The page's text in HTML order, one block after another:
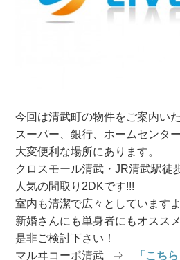
今回は清武町の物件をご案内いた
スーパー、銀行、ホームセンタ
大変便利な場所にあります。
クロスモール清武・JR清武駅徒
人気の間取り2DKです!!!
室内も清潔で広々としていますよ
新婚さんにも単身者にもオスス
是非ご検討下さい！
マルヰコーポ清武 ⇒
「こち